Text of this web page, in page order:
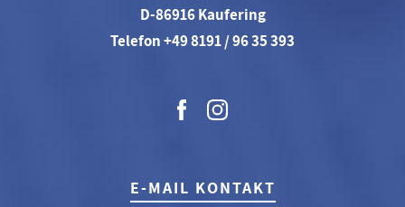
D-86916 Kaufering
Telefon +49 8191 / 96 35 393
E-MAIL KONTAKT